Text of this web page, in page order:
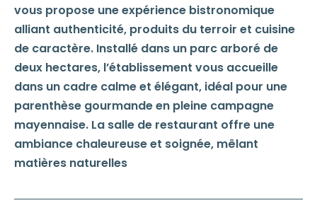
vous propose une expérience bistronomique
alliant authenticité, produits du terroir et cuisine
de caractère. Installé dans un parc arboré de
deux hectares, l’établissement vous accueille
dans un cadre calme et élégant, idéal pour une
parenthèse gourmande en pleine campagne
mayennaise. La salle de restaurant offre une
ambiance chaleureuse et soignée, mêlant
matières naturelles